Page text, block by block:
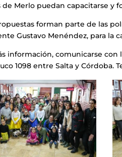
de Merlo puedan capacitarse y
forman parte de las
Gustavo Menéndez, para la
información, comunicarse con
1098 entre Salta y Córdoba.